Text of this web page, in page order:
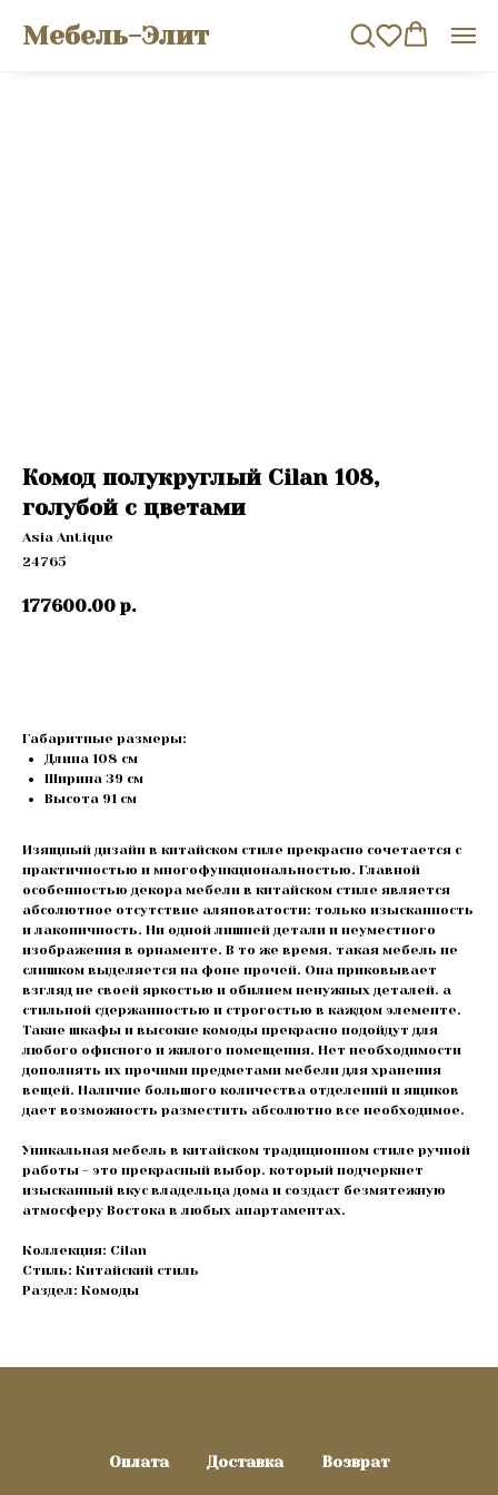
Мебель-Элит
Комод полукруглый Cilan 108,
голубой с цветами
Asia Antique
24765
177600.00 р.
Габаритные размеры:
Длина 108 см
Ширина 39 см
Высота 91 cм
Изящный дизайн в китайском стиле прекрасно сочетается с
практичностью и многофункциональностью. Главной
особенностью декора мебели в китайском стиле является
абсолютное отсутствие аляповатости: только изысканность
и лаконичность. Ни одной лишней детали и неуместного
изображения в орнаменте. В то же время. такая мебель не
слишком выделяется на фоне прочей. Она приковывает
взгляд не своей яркостью и обилием ненужных деталей. а
стильной сдержанностью и строгостью в каждом элементе.
Такие шкафы и высокие комоды прекрасно подойдут для
любого офисного и жилого помещения. Нет необходимости
дополнять их прочими предметами мебели для хранения
вещей. Наличие большого количества отделений и ящиков
дает возможность разместить абсолютно все необходимое.
Уникальная мебель в китайском традиционном стиле ручной
работы - это прекрасный выбор. который подчеркнет
изысканный вкус владельца дома и создаст безмятежную
атмосферу Востока в любых апартаментах.
Коллекция: Cilan
Стиль: Китайский стиль
Раздел: Комоды
Оплата Доставка Возврат